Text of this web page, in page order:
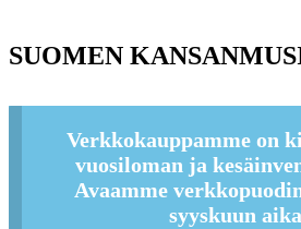
SUOMEN
Verkkokauppamme on
vuosiloman ja
Avaamme
syyskuun